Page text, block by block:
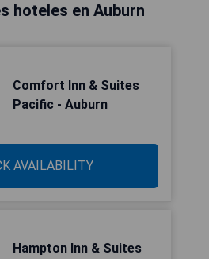
hoteles en Auburn
Comfort Inn & Suites
Pacific - Auburn
AVAILABILITY
Hampton Inn & Suites